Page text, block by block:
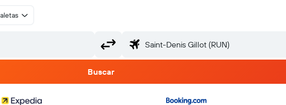
Buscar